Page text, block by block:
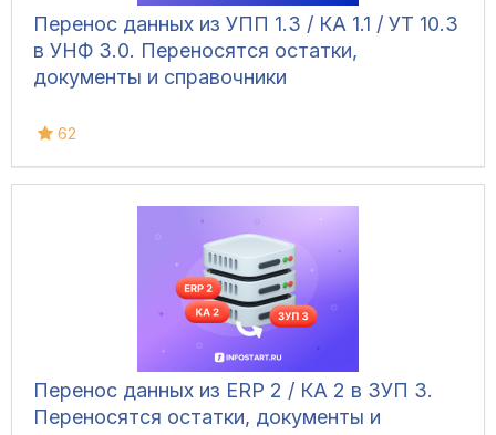
Перенос данных из УПП 1.3 / КА 1.1 / УТ 10.3
в УНФ 3.0. Переносятся остатки,
документы и справочники
62
Перенос данных из ERP 2 / КА 2 в ЗУП 3.
Переносятся остатки, документы и